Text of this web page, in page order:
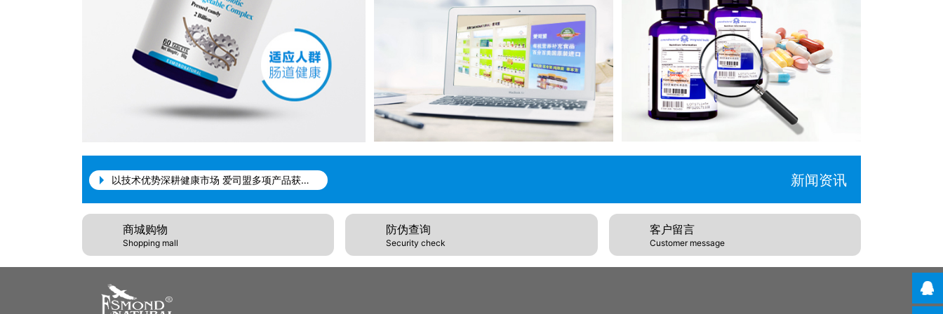
以技术优势深耕健康市场 爱司盟多项产品获国家保健食品备案（中国科技网）
爱司盟加快全球化布局 深耕中国市场（经济参考报）
健之佳门店及平台所售产品未贴防伪的说明
新闻资讯
商城购物
Shopping mall
防伪查询
Security check
客户留言
Customer message